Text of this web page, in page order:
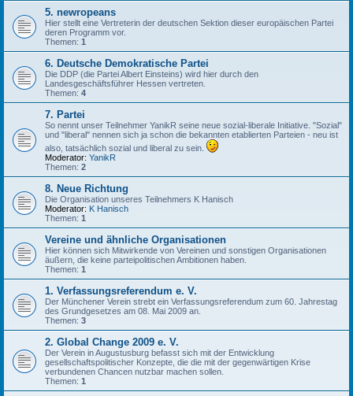
5. newropeans
Hier stellt eine Vertreterin der deutschen Sektion dieser europäischen Partei
deren Programm vor.
Themen: 1
6. Deutsche Demokratische Partei
Die DDP (die Partei Albert Einsteins) wird hier durch den
Landesgeschäftsführer Hessen vertreten.
Themen: 4
7. Partei
So nennt unser Teilnehmer YanikR seine neue sozial-liberale Initiative. "Sozial"
und "liberal" nennen sich ja schon die bekannten etablierten Parteien - neu ist
also, tatsächlich sozial und liberal zu sein.
Moderator: YanikR
Themen: 2
8. Neue Richtung
Die Organisation unseres Teilnehmers K Hanisch
Moderator: K Hanisch
Themen: 1
Vereine und ähnliche Organisationen
Hier können sich Mitwirkende von Vereinen und sonstigen Organisationen
äußern, die keine parteipolitischen Ambitionen haben.
Themen: 1
1. Verfassungsreferendum e. V.
Der Münchener Verein strebt ein Verfassungsreferendum zum 60. Jahrestag
des Grundgesetzes am 08. Mai 2009 an.
Themen: 3
2. Global Change 2009 e. V.
Der Verein in Augustusburg befasst sich mit der Entwicklung
gesellschaftspolitischer Konzepte, die die mit der gegenwärtigen Krise
verbundenen Chancen nutzbar machen sollen.
Themen: 1